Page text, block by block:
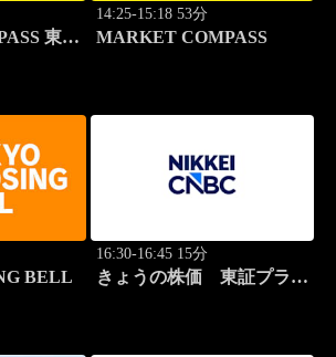
東証
14:25-15:18 53分
MARKET COMPASS
BELL
16:30-16:45 15分
きょうの株価 東証プライ